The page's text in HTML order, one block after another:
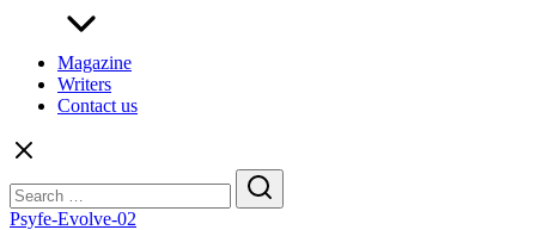
Magazine
Writers
Contact us
for:
Psyfe-Evolve-02